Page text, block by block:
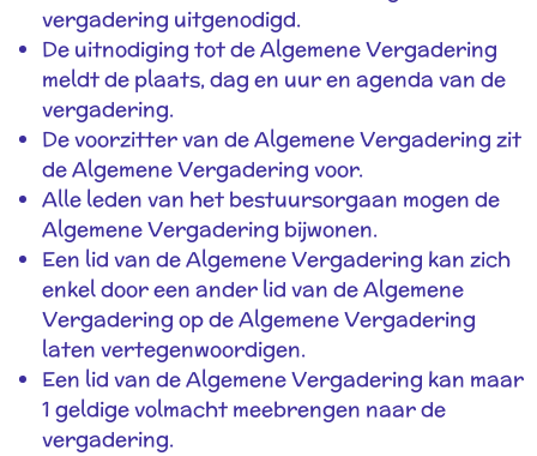
vergadering uitgenodigd.
De uitnodiging tot de Algemene Vergadering
meldt de plaats, dag en uur en agenda van de
vergadering.
De voorzitter van de Algemene Vergadering zit
de Algemene Vergadering voor.
Alle leden van het bestuursorgaan mogen de
Algemene Vergadering bijwonen.
Een lid van de Algemene Vergadering kan zich
enkel door een ander lid van de Algemene
Vergadering op de Algemene Vergadering
laten vertegenwoordigen.
Een lid van de Algemene Vergadering kan maar
1 geldige volmacht meebrengen naar de
vergadering.